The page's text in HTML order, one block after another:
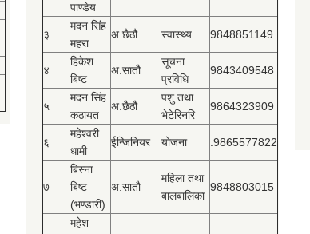
पाण्डेय
३
मदन सिंह
महरा
अ.छैठौ स्वास्थ्य 9848851149
४
हिकेश
बिष्‍ट
अ.सातौ
सूचना
प्रविधि
9843409548
५
मदन सिंह
कठायत
अ.छैठौ
पशु तथा
भेटेरिनरि
9864323909
६
महेश्‍वरी
धामी
ईन्जिनियर योजना .9865577822
७
बिस्‍ना
बिष्‍ट
(भण्डारी)
अ.सातौ
महिला तथा
बालबालिका
9848803015
महेश